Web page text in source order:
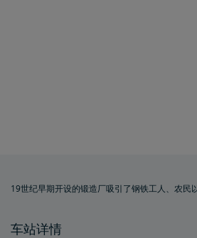
19世纪早期开设的锻造厂吸引了钢铁工人、农民
车站详情